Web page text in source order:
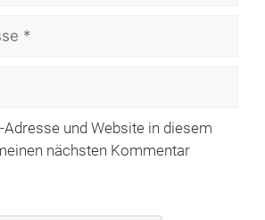
Adresse und Website in diesem
nächsten Kommentar